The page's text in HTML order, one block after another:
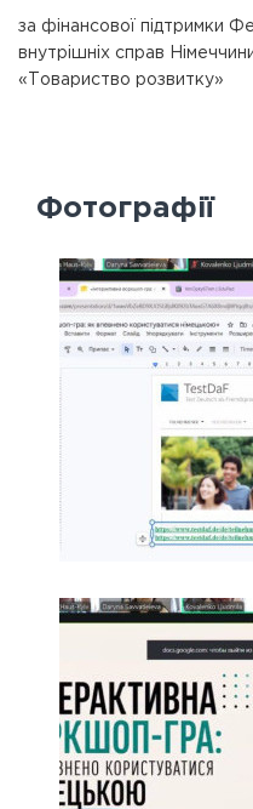
за фінансової підтримки
внутрішніх справ
«Товариство розвитку»
Фотографії